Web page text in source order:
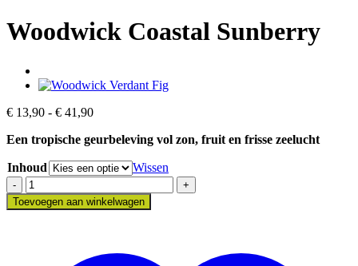
Woodwick Coastal Sunberry
€ 13,90 - € 41,90Prijsklasse:
tot
Een tropische geurbeleving vol zon, fruit en frisse zeelucht
Inhoud
Wissen
Woodwick
Coastal
Sunberry
Toevoegen aan winkelwagen